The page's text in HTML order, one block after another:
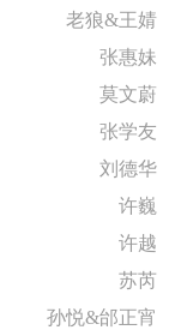
老狼&王婧
张惠妹
莫文蔚
张学友
刘德华
许巍
许越
苏芮
孙悦&邰正宵